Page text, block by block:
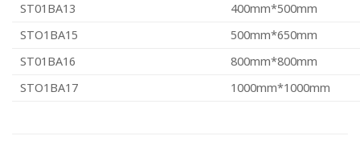
ST01BA13
400mm*500mm
STO1BA15
500mm*650mm
ST01BA16
800mm*800mm
STO1BA17
1000mm*1000mm